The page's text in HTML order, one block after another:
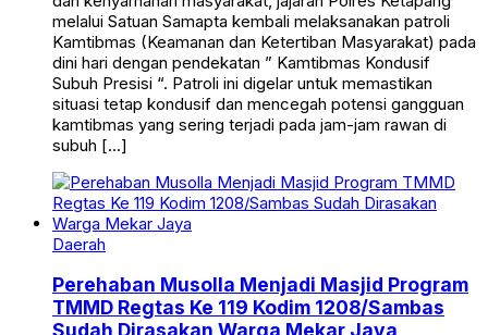
melalui Satuan Samapta kembali melaksanakan patroli
Kamtibmas (Keamanan dan Ketertiban Masyarakat) pada
dini hari dengan pendekatan ” Kamtibmas Kondusif
Subuh Presisi “. Patroli ini digelar untuk memastikan
situasi tetap kondusif dan mencegah potensi gangguan
kamtibmas yang sering terjadi pada jam-jam rawan di
subuh […]
Daerah
Perehaban Musolla Menjadi Masjid Program
TMMD Regtas Ke 119 Kodim 1208/Sambas
Sudah Dirasakan Warga Mekar Jaya